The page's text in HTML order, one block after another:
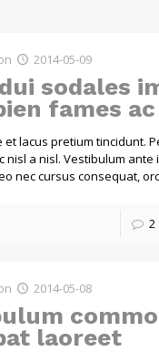
2014-05-09
sodales
fames
et lacus pretium tincidunt.
nisl a nisl. Vestibulum ante
nec cursus consequat,
2
2014-05-08
laoreet